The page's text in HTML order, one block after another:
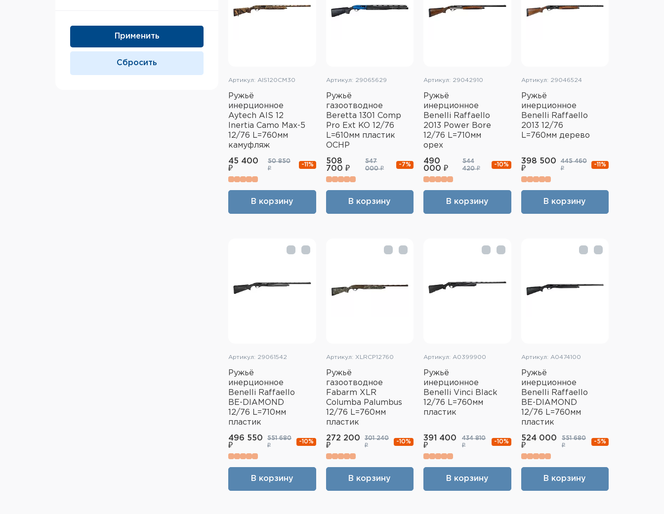
Артикул: AIS120CM30
Ружьё
инерционное
Aytech AIS 12
Inertia Camo Max-5
12/76 L=760мм
камуфляж
45 400
₽
50 850
₽
-11%
В корзину
Артикул: 29065629
Ружьё
газоотводное
Beretta 1301 Comp
Pro Ext KO 12/76
L=610мм пластик
OCHP
508
700 ₽
547
000 ₽
-7%
В корзину
Артикул: 29042910
Ружьё
инерционное
Benelli Raffaello
2013 Power Bore
12/76 L=710мм
орех
490
000 ₽
544
420 ₽
-10%
В корзину
Артикул: 29046524
Ружьё
инерционное
Benelli Raffaello
2013 12/76
L=760мм дерево
398 500
₽
445 460
₽
-11%
В корзину
Артикул: 29061542
Ружьё
инерционное
Benelli Raffaello
BE-DIAMOND
12/76 L=710мм
пластик
496 550
₽
551 680
₽
-10%
В корзину
Артикул: XLRCP12760
Ружьё
газоотводное
Fabarm XLR
Columba Palumbus
12/76 L=760мм
пластик
272 200
₽
301 240
₽
-10%
В корзину
Артикул: A0399900
Ружьё
инерционное
Benelli Vinci Black
12/76 L=760мм
пластик
391 400
₽
434 810
₽
-10%
В корзину
Артикул: A0474100
Ружьё
инерционное
Benelli Raffaello
BE-DIAMOND
12/76 L=760мм
пластик
524 000
₽
551 680
₽
-5%
В корзину